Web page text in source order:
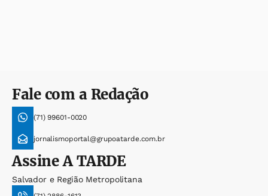
Fale com a Redação
(71) 99601-0020
jornalismoportal@grupoatarde.com.br
AssineA TARDE
Salvador e Região Metropolitana